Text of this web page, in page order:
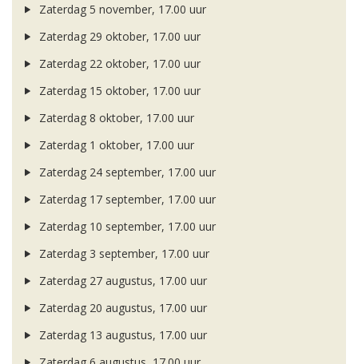
Zaterdag 5 november, 17.00 uur
Zaterdag 29 oktober, 17.00 uur
Zaterdag 22 oktober, 17.00 uur
Zaterdag 15 oktober, 17.00 uur
Zaterdag 8 oktober, 17.00 uur
Zaterdag 1 oktober, 17.00 uur
Zaterdag 24 september, 17.00 uur
Zaterdag 17 september, 17.00 uur
Zaterdag 10 september, 17.00 uur
Zaterdag 3 september, 17.00 uur
Zaterdag 27 augustus, 17.00 uur
Zaterdag 20 augustus, 17.00 uur
Zaterdag 13 augustus, 17.00 uur